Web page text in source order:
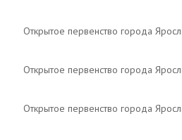
Открытое первенство города
Открытое первенство города
Открытое первенство города